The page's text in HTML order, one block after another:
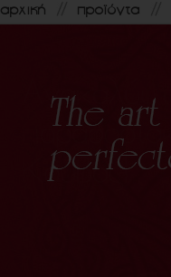
αρχική προϊόντα